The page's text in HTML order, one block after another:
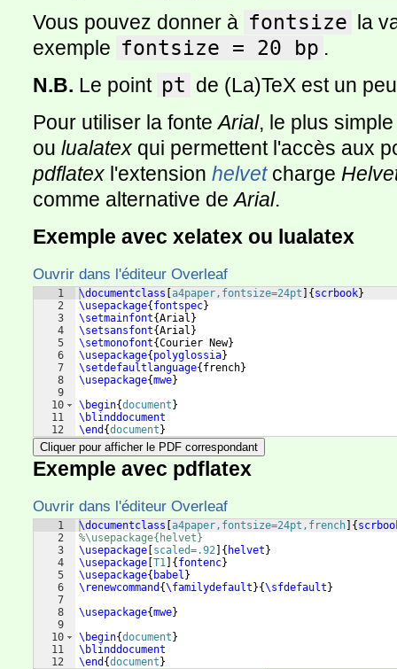
Vous pouvez donner à fontsize la
exemple fontsize = 20 bp .
N.B. Le point pt de (La)TeX est un
Pour utiliser la fonteArial, le plus
ou lualatex qui permettent l'accès aux
pdflatex l'extension helvetcharge
comme alternative deArial.
Exemple avec xelatex ou lualatex
Ouvrir dans l'éditeur Overleaf
1
2
3
4
5
6
7
8
9
10
11
12
\documentclass a4paper,fontsize=24pt { scrbook}
\usepackage{ fontspec}
\setmainfont{Arial }
\setsansfont{Arial }
\setmonofont{Courier New}
\usepackage{ polyglossia}
\setdefaultlanguage{ french}
\usepackage{mwe}
\begin{document }
\blinddocument
\end {document }
Cliquer pour afficher le PDF correspondant
Exemple avec pdflatex
Ouvrir dans l'éditeur Overleaf
1
2
3
4
5
6
7
8
9
10
11
12
\documentclass a4paper,fontsize=24pt,french {
%\usepackage{helvet}
\usepackage scaled=.92 { helvet }
\usepackage T1 { fontenc}
\usepackage{ babel }
\renewcommand {\familydefault }{\sfdefault }
\usepackage{mwe}
\begin{document }
\blinddocument
\end {document }